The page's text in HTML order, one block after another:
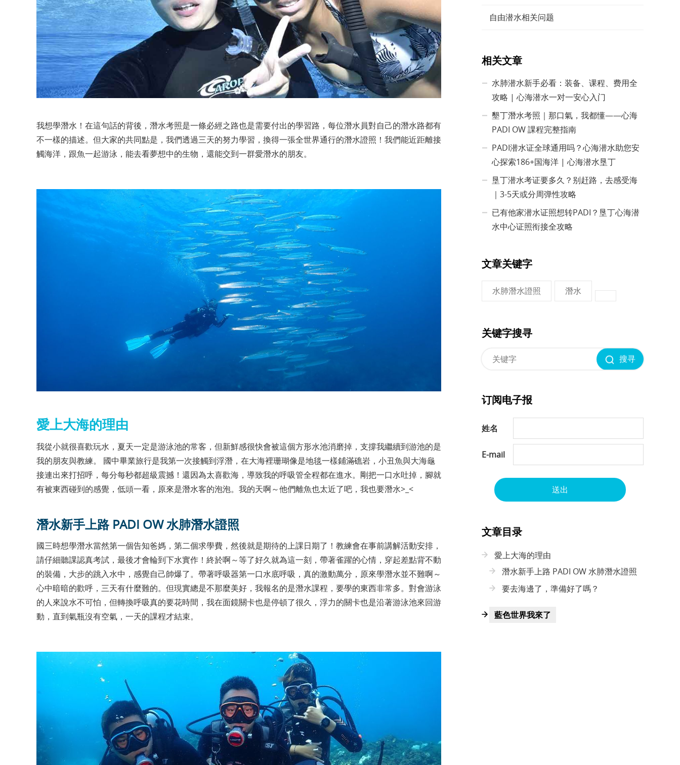
我想學潛水！在這句話的背後，潛水考照是一條必經之路也是需要付出的學習路，每位潛水員對自己的潛水路都有
不一樣的描述。但大家的共同點是，我們透過三天的努力學習，換得一張全世界通行的潛水證照！我們能近距離接
觸海洋，跟魚一起游泳，能去看夢想中的生物，還能交到一群愛潛水的朋友。
愛上大海的理由
我從小就很喜歡玩水，夏天一定是游泳池的常客，但新鮮感很快會被這個方形水池消磨掉，支撐我繼續到游池的是
我的朋友與教練。 國中畢業旅行是我第一次接觸到浮潛，在大海裡珊瑚像是地毯一樣鋪滿礁岩，小丑魚與大海龜
接連出來打招呼，每分每秒都超級震撼！還因為太喜歡海，導致我的呼吸管全程都在進水。剛把一口水吐掉，腳就
有被東西碰到的感覺，低頭一看，原來是潛水客的泡泡。我的天啊～他們離魚也太近了吧，我也要潛水>_<
潛水新手上路 PADI OW 水肺潛水證照
國三時想學潛水當然第一個告知爸媽，第二個求學費，然後就是期待的上課日期了！教練會在事前講解活動安排，
請仔細聽課認真考試，最後才會輪到下水實作！終於啊～等了好久就為這一刻，帶著雀躍的心情，穿起差點背不動
的裝備，大步的跳入水中，感覺自己帥爆了。帶著呼吸器第一口水底呼吸，真的激動萬分，原來學潛水並不難啊～
心中暗暗的歡呼，三天有什麼難的。但現實總是不那麼美好，我報名的是潛水課程，要學的東西非常多。對會游泳
的人來說水不可怕，但轉換呼吸真的要花時間，我在面鏡關卡也是停頓了很久，浮力的關卡也是沿著游泳池來回游
動，直到氣瓶沒有空氣，一天的課程才結束。
自由潜水相关问题
相关文章
水肺潜水新手必看：装备、课程、费用全
攻略 | 心海潜水一对一安心入门
墾丁潛水考照｜那口氣，我都懂——心海
PADI OW 課程完整指南
PADI潜水证全球通用吗？心海潜水助您安
心探索186+国海洋 | 心海潜水垦丁
垦丁潜水考证要多久？别赶路，去感受海
｜3-5天或分周弹性攻略
已有他家潜水证照想转PADI？垦丁心海潜
水中心证照衔接全攻略
文章关键字
水肺潛水證照 潛水
关键字搜寻
搜寻
订阅电子报
姓名
E-mail
送出
文章目录
愛上大海的理由
潛水新手上路 PADI OW 水肺潛水證照
要去海邊了，準備好了嗎？
藍色世界我來了